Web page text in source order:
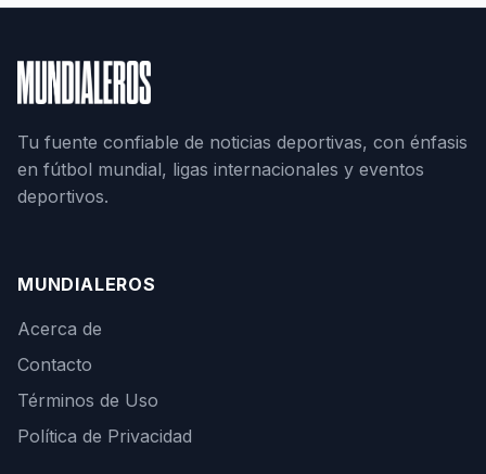
Tu fuente confiable de noticias deportivas, con énfasis
en fútbol mundial, ligas internacionales y eventos
deportivos.
MUNDIALEROS
Acerca de
Contacto
Términos de Uso
Política de Privacidad